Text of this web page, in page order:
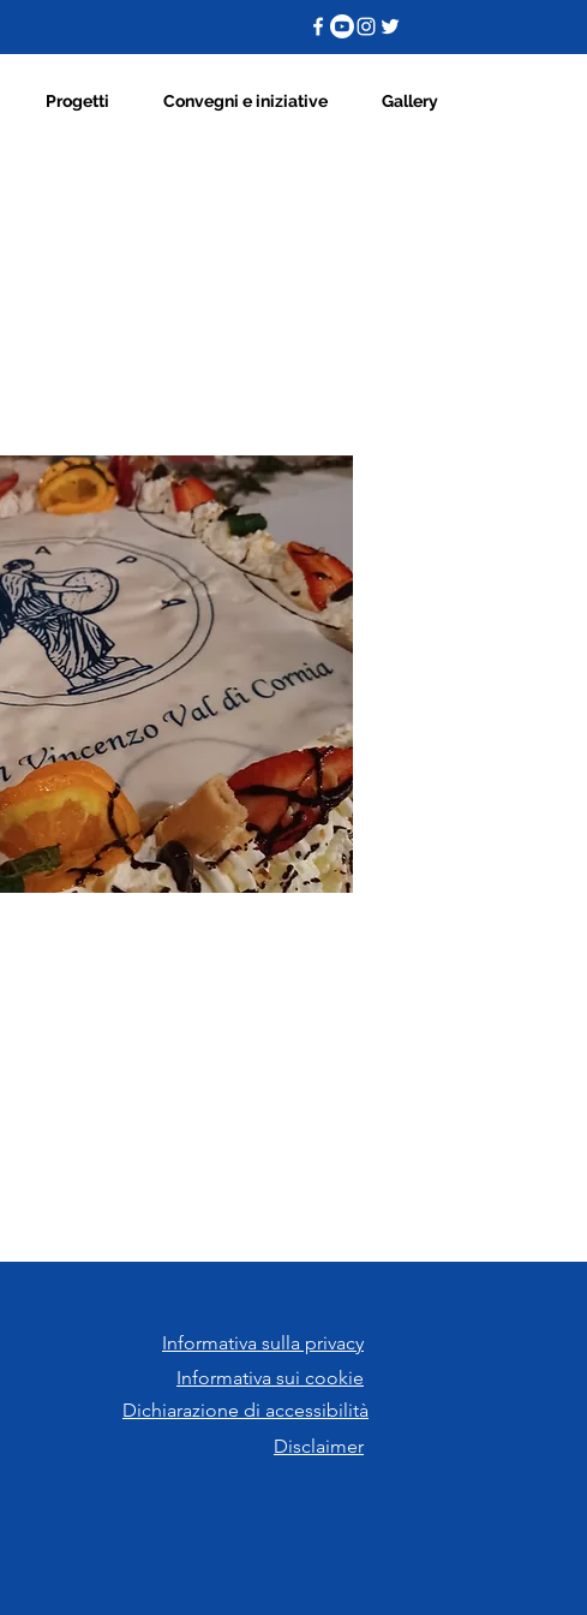
Progetti Convegni e iniziative Gallery
Informativa sulla privacy
Informativa sui cookie
Dichiarazione di accessibilità
Disclaimer